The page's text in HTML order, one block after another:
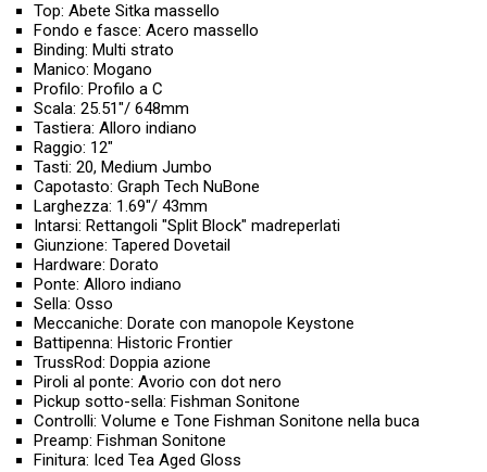
Top: Abete Sitka massello
Fondo e fasce: Acero massello
Binding: Multi strato
Manico: Mogano
Profilo: Profilo a C
Scala: 25.51"/ 648mm
Tastiera: Alloro indiano
Raggio: 12"
Tasti: 20, Medium Jumbo
Capotasto: Graph Tech NuBone
Larghezza: 1.69"/ 43mm
Intarsi: Rettangoli "Split Block" madreperlati
Giunzione: Tapered Dovetail
Hardware: Dorato
Ponte: Alloro indiano
Sella: Osso
Meccaniche: Dorate con manopole Keystone
Battipenna: Historic Frontier
TrussRod: Doppia azione
Piroli al ponte: Avorio con dot nero
Pickup sotto-sella: Fishman Sonitone
Controlli: Volume e Tone Fishman Sonitone nella buca
Preamp: Fishman Sonitone
Finitura: Iced Tea Aged Gloss